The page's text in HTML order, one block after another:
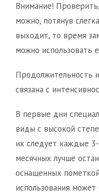
Внимание!
можно, потянув
выходит, то время
можно использовать
Продолжительность
связана с
В первые дни
виды с высокой
их следует каждые
месячных лучше
оснащенных
использования